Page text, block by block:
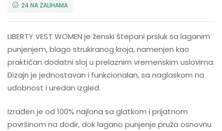
24 NA ZALIHAMA
LIBERTY VEST WOMEN je ženski štepani prsluk sa laganim
punjenjem, blago strukiranog kroja, namenjen kao
praktičan dodatni sloj u prelaznim vremenskim uslovima.
Dizajn je jednostavan i funkcionalan, sa naglaskom na
udobnost i uredan izgled.
Izrađen je od 100% najlona sa glatkom i prijatnom
površinom na dodir, dok lagano punjenje pruža osnovnu